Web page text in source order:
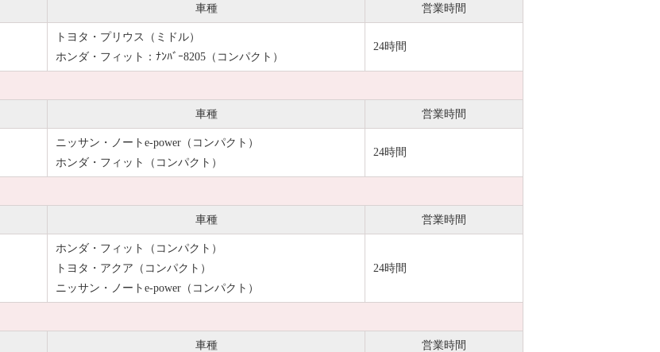
車種 営業時間
トヨタ・プリウス（ミドル）
ホンダ・フィット：ﾅﾝﾊﾞｰ8205（コンパクト）
24時間
車種 営業時間
ニッサン・ノートe-power（コンパクト）
ホンダ・フィット（コンパクト）
24時間
車種 営業時間
ホンダ・フィット（コンパクト）
トヨタ・アクア（コンパクト）
ニッサン・ノートe-power（コンパクト）
24時間
車種 営業時間